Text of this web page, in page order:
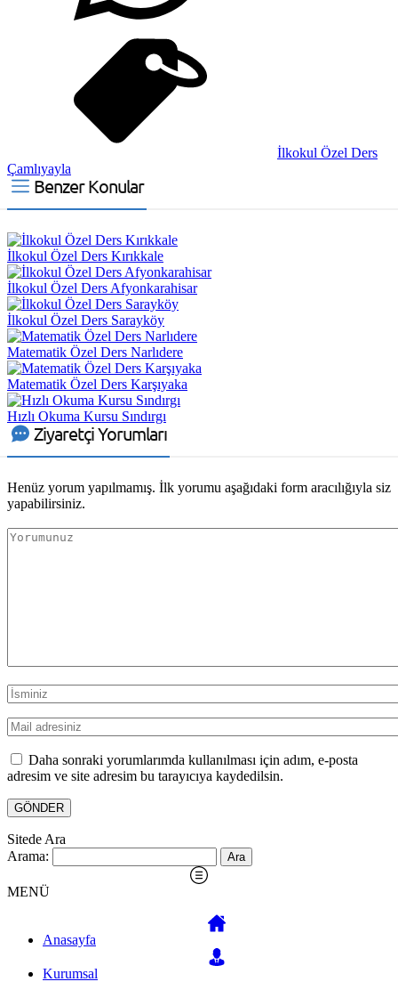
İlkokul Özel Ders
Çamlıyayla
Benzer Konular
İlkokul Özel Ders Kırıkkale
İlkokul Özel Ders Afyonkarahisar
İlkokul Özel Ders Sarayköy
Matematik Özel Ders Narlıdere
Matematik Özel Ders Karşıyaka
Hızlı Okuma Kursu Sındırgı
Ziyaretçi Yorumları
Henüz yorum yapılmamış. İlk yorumu aşağıdaki form aracılığıyla siz
yapabilirsiniz.
Daha sonraki yorumlarımda kullanılması için adım, e-posta
adresim ve site adresim bu tarayıcıya kaydedilsin.
Sitede Ara
Arama:
MENÜ
Anasayfa
Kurumsal